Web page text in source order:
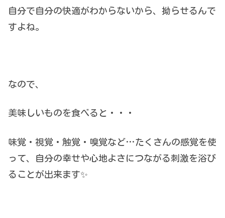
自分で自分の快適がわからないから、拗らせるんで
すよね。
なので、
美味しいものを食べると・・・
味覚・視覚・触覚・嗅覚など…たくさんの感覚を使
って、自分の幸せや心地よさにつながる刺激を浴び
ることが出来ます✨